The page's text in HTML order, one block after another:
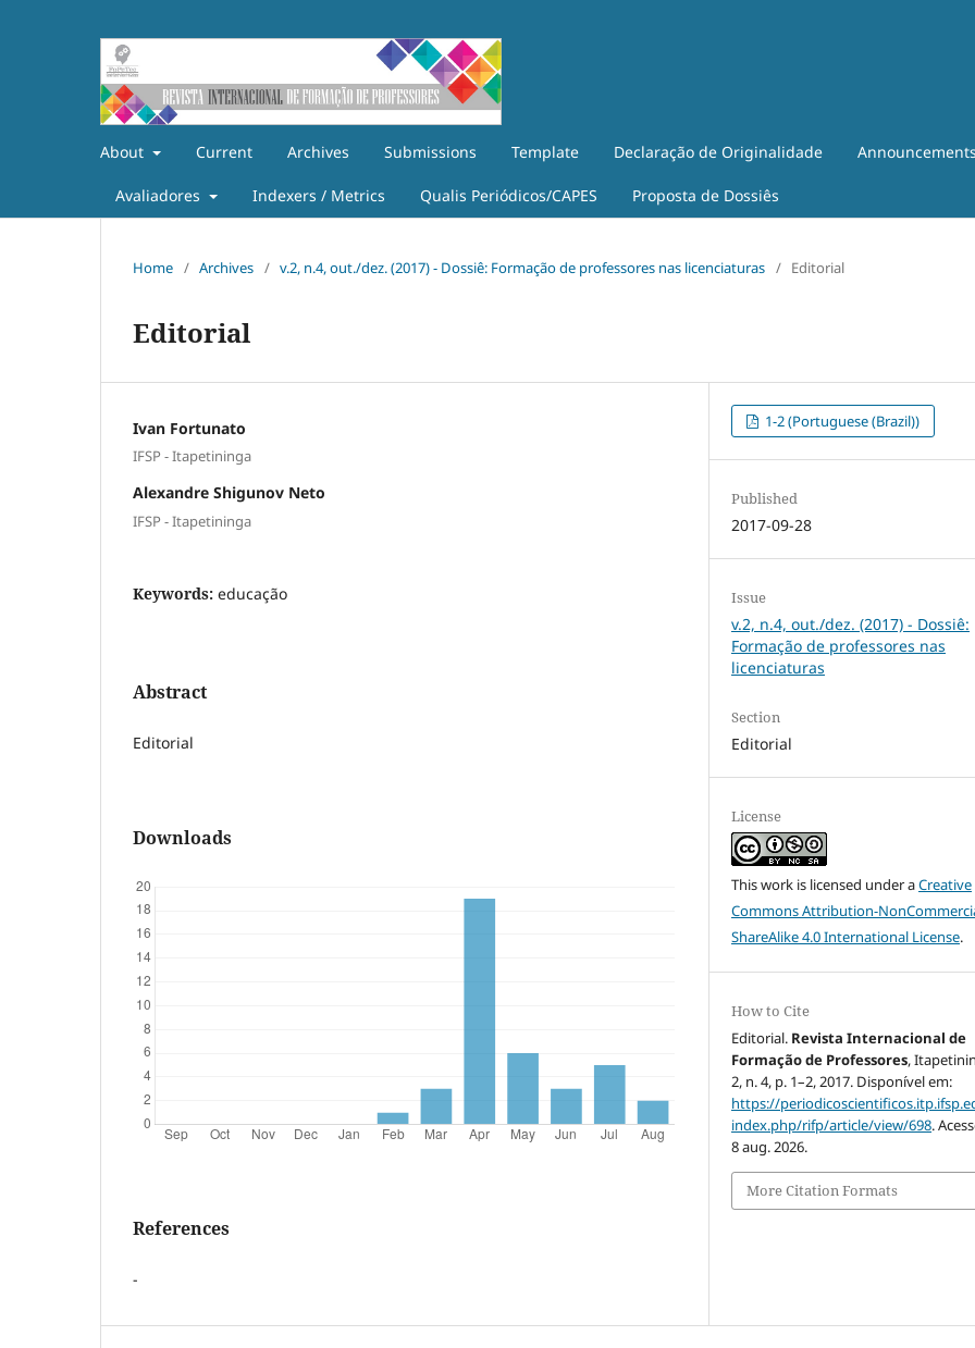
About Current Archives Submissions Template Declaração de Originalidade Announcements
Avaliadores Indexers / Metrics Qualis Periódicos/CAPES Proposta de Dossiês
Home / Archives / v.2, n.4, out./dez. (2017) - Dossiê: Formação de professores nas licenciaturas / Editorial
Editorial
Ivan Fortunato
IFSP - Itapetininga
Alexandre Shigunov Neto
IFSP - Itapetininga
Keywords: educação
Abstract
Editorial
Downloads
References
-
1-2 (Portuguese (Brazil))
Published
2017-09-28
Issue
v.2, n.4, out./dez. (2017) - Dossiê:
Formação de professores nas
licenciaturas
Section
Editorial
License
This work is licensed under aCreative
Commons Attribution-
ShareAlike 4.0 International License.
How to Cite
Editorial. Revista Internacional de
Formação de Professores,
2, n. 4, p. 1–2, 2017. Disponível em:
https://
index.php/rifp/article/view/698.
8 aug. 2026.
More Citation Formats